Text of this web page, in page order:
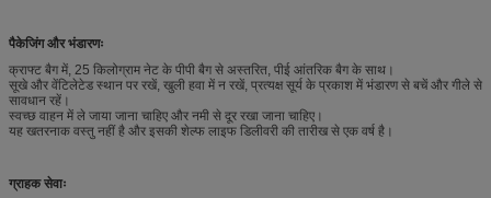
पैकेजिंग और भंडारणः
क्राफ्ट बैग में, 25 किलोग्राम नेट के पीपी बैग से अस्तरित, पीई आंतरिक बैग के साथ।
सूखे और वेंटिलेटेड स्थान पर रखें, खुली हवा में न रखें, प्रत्यक्ष सूर्य के प्रकाश में भंडारण से बचें और गीले से
सावधान रहें।
स्वच्छ वाहन में ले जाया जाना चाहिए और नमी से दूर रखा जाना चाहिए।
यह खतरनाक वस्तु नहीं है और इसकी शेल्फ लाइफ डिलीवरी की तारीख से एक वर्ष है।
ग्राहक सेवाः